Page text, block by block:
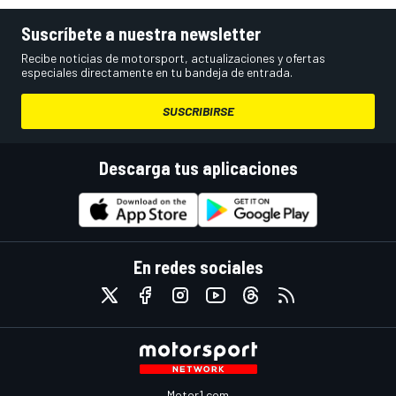
Suscríbete a nuestra newsletter
Recibe noticias de motorsport, actualizaciones y ofertas
especiales directamente en tu bandeja de entrada.
SUSCRIBIRSE
Descarga tus aplicaciones
En redes sociales